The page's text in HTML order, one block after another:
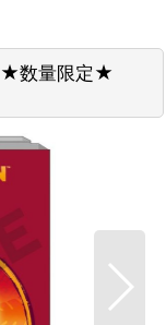
★数量限定★